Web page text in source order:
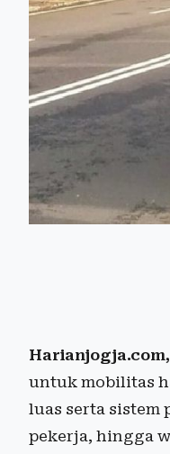
untuk mobilitas
luas serta sistem
pekerja, hingga